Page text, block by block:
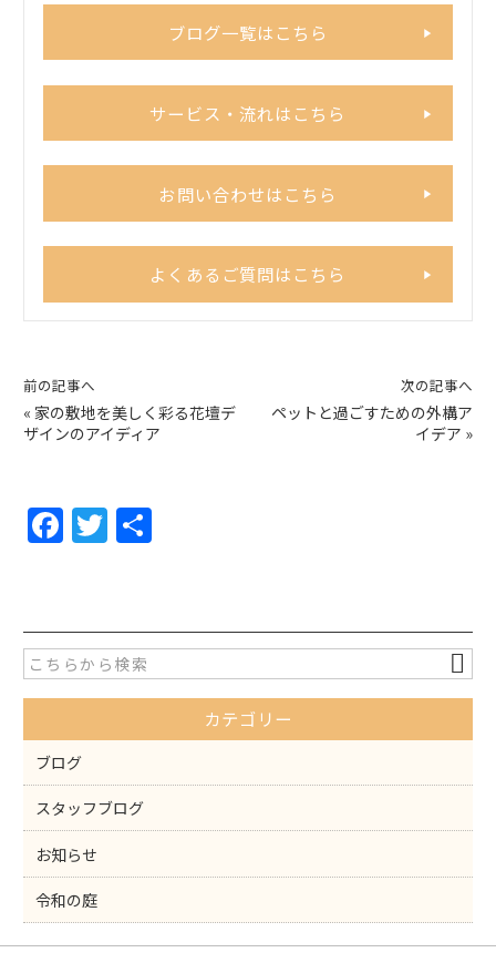
ブログ一覧はこちら
サービス・流れはこちら
お問い合わせはこちら
よくあるご質問はこちら
前の記事へ
« 家の敷地を美しく彩る花壇デ
ザインのアイディア
次の記事へ
ペットと過ごすための外構ア
イデア »
F
a
e
b
o
o
k
T
w
er
カテゴリー
ブログ
スタッフブログ
お知らせ
令和の庭